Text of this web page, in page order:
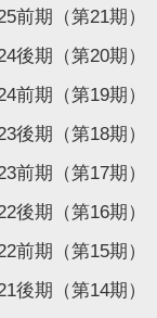
前期（第21期）
後期（第20期）
前期（第19期）
後期（第18期）
前期（第17期）
後期（第16期）
前期（第15期）
後期（第14期）